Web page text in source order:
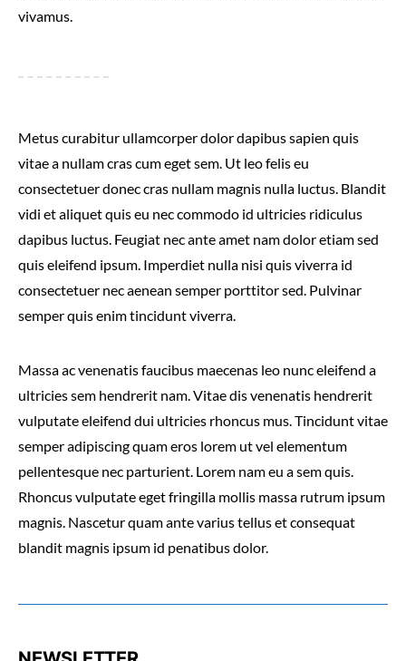
vivamus.
Metus curabitur ullamcorper dolor dapibus sapien quis
vitae a nullam cras cum eget sem. Ut leo felis eu
consectetuer donec cras nullam magnis nulla luctus. Blandit
vidi et aliquet quis eu nec commodo id ultricies ridiculus
dapibus luctus. Feugiat nec ante amet nam dolor etiam sed
quis eleifend ipsum. Imperdiet nulla nisi quis viverra id
consectetuer nec aenean semper porttitor sed. Pulvinar
semper quis enim tincidunt viverra.
Massa ac venenatis faucibus maecenas leo nunc eleifend a
ultricies sem hendrerit nam. Vitae dis venenatis hendrerit
vulputate eleifend dui ultricies rhoncus mus. Tincidunt vitae
semper adipiscing quam eros lorem ut vel elementum
pellentesque nec parturient. Lorem nam eu a sem quis.
Rhoncus vulputate eget fringilla mollis massa rutrum ipsum
magnis. Nascetur quam ante varius tellus et consequat
blandit magnis ipsum id penatibus dolor.